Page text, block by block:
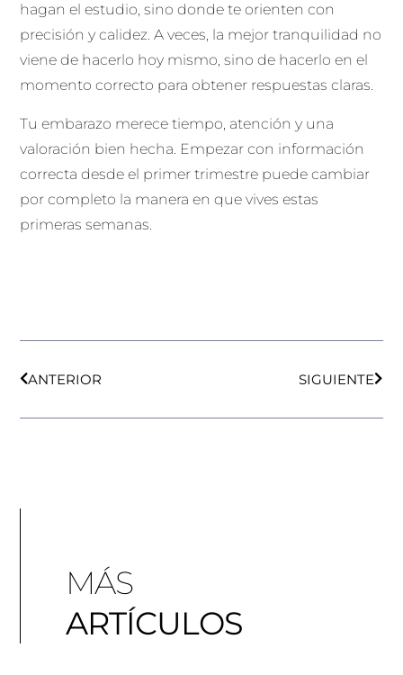
hagan el estudio, sino donde te orienten con
precisión y calidez. A veces, la mejor tranquilidad no
viene de hacerlo hoy mismo, sino de hacerlo en el
momento correcto para obtener respuestas claras.
Tu embarazo merece tiempo, atención y una
valoración bien hecha. Empezar con información
correcta desde el primer trimestre puede cambiar
por completo la manera en que vives estas
primeras semanas.
ANTERIOR SIGUIENTE
MÁS
ARTÍCULOS